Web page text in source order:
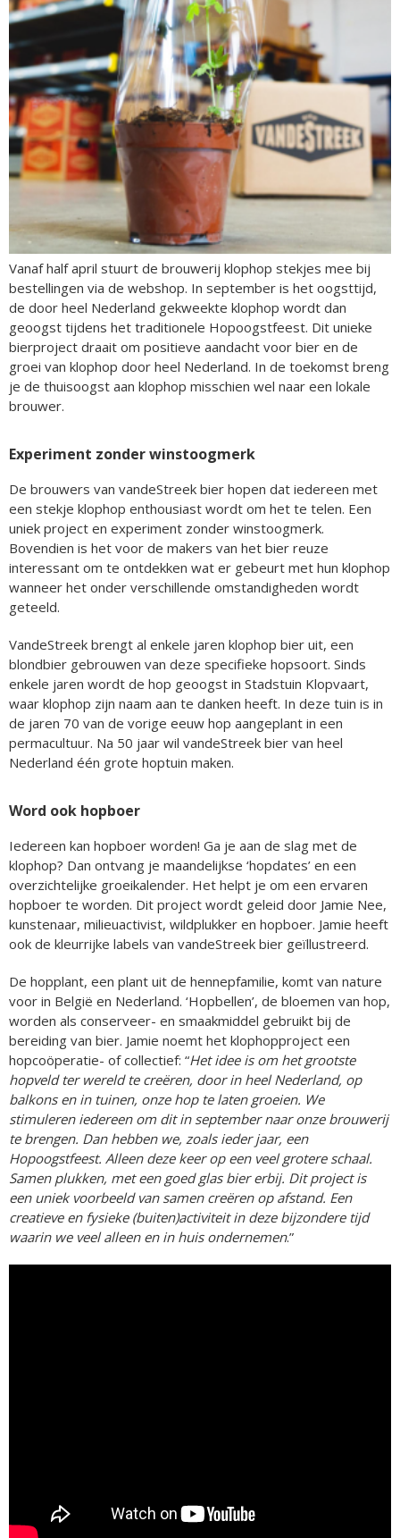
Vanaf half april stuurt de brouwerij klophop stekjes mee bij
bestellingen via de webshop. In september is het oogsttijd,
de door heel Nederland gekweekte klophop wordt dan
geoogst tijdens het traditionele Hopoogstfeest. Dit unieke
bierproject draait om positieve aandacht voor bier en de
groei van klophop door heel Nederland. In de toekomst breng
je de thuisoogst aan klophop misschien wel naar een lokale
brouwer.
Experiment zonder winstoogmerk
De brouwers van vandeStreek bier hopen dat iedereen met
een stekje klophop enthousiast wordt om het te telen. Een
uniek project en experiment zonder winstoogmerk.
Bovendien is het voor de makers van het bier reuze
interessant om te ontdekken wat er gebeurt met hun klophop
wanneer het onder verschillende omstandigheden wordt
geteeld.
VandeStreek brengt al enkele jaren klophop bier uit, een
blondbier gebrouwen van deze specifieke hopsoort. Sinds
enkele jaren wordt de hop geoogst in Stadstuin Klopvaart,
waar klophop zijn naam aan te danken heeft. In deze tuin is in
de jaren 70 van de vorige eeuw hop aangeplant in een
permacultuur. Na 50 jaar wil vandeStreek bier van heel
Nederland één grote hoptuin maken.
Word ook hopboer
Iedereen kan hopboer worden! Ga je aan de slag met de
klophop? Dan ontvang je maandelijkse ‘hopdates’ en een
overzichtelijke groeikalender. Het helpt je om een ervaren
hopboer te worden. Dit project wordt geleid door Jamie Nee,
kunstenaar, milieuactivist, wildplukker en hopboer. Jamie heeft
ook de kleurrijke labels van vandeStreek bier geïllustreerd.
De hopplant, een plant uit de hennepfamilie, komt van nature
voor in België en Nederland. ‘Hopbellen’, de bloemen van hop,
worden als conserveer- en smaakmiddel gebruikt bij de
bereiding van bier. Jamie noemt het klophopproject een
hopcoöperatie- of collectief: “Het idee is om het grootste
hopveld ter wereld te creëren, door in heel Nederland, op
balkons en in tuinen, onze hop te laten groeien. We
stimuleren iedereen om dit in september naar onze brouwerij
te brengen. Dan hebben we, zoals ieder jaar, een
Hopoogstfeest. Alleen deze keer op een veel grotere schaal.
Samen plukken, met een goed glas bier erbij. Dit project is
een uniek voorbeeld van samen creëren op afstand. Een
creatieve en fysieke (buiten)activiteit in deze bijzondere tijd
waarin we veel alleen en in huis ondernemen.”